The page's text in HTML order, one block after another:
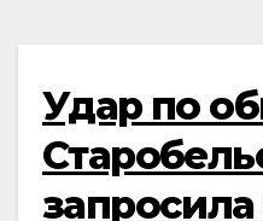
Удар по